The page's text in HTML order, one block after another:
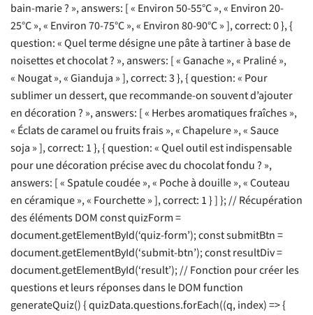
bain-marie ? », answers: [ « Environ 50-55°C », « Environ 20-
25°C », « Environ 70-75°C », « Environ 80-90°C » ], correct: 0 }, {
question: « Quel terme désigne une pâte à tartiner à base de
noisettes et chocolat ? », answers: [ « Ganache », « Praliné »,
« Nougat », « Gianduja » ], correct: 3 }, { question: « Pour
sublimer un dessert, que recommande-on souvent d’ajouter
en décoration ? », answers: [ « Herbes aromatiques fraîches »,
« Éclats de caramel ou fruits frais », « Chapelure », « Sauce
soja » ], correct: 1 }, { question: « Quel outil est indispensable
pour une décoration précise avec du chocolat fondu ? »,
answers: [ « Spatule coudée », « Poche à douille », « Couteau
en céramique », « Fourchette » ], correct: 1 } ] }; // Récupération
des éléments DOM const quizForm =
document.getElementById(‘quiz-form’); const submitBtn =
document.getElementById(‘submit-btn’); const resultDiv =
document.getElementById(‘result’); // Fonction pour créer les
questions et leurs réponses dans le DOM function
generateQuiz() { quizData.questions.forEach((q, index) => {